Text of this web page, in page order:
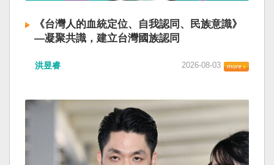
《台灣人的血統定位、自我認同、民族意識》
—凝聚共識，建立台灣國族認同
洪昱睿 2026-08-03